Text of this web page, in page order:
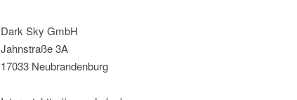
Dark Sky GmbH
Jahnstraße 3A
17033 Neubrandenburg